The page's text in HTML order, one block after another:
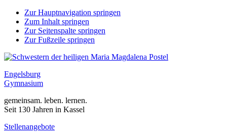
Zur Hauptnavigation springen
Zum Inhalt springen
Zur Seitenspalte springen
Zur Fußzeile springen
Engelsburg
Gymnasium
gemeinsam. leben. lernen.
Seit 130 Jahren in Kassel
Stellenangebote